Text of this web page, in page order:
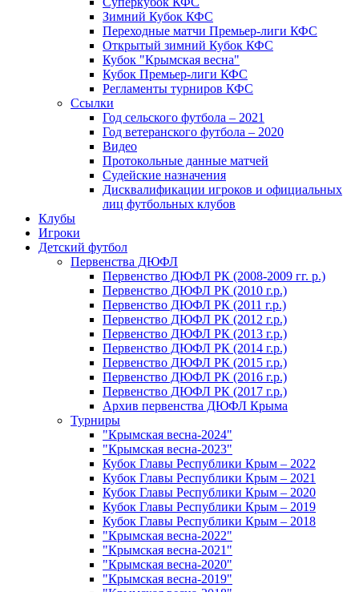
Зимний Кубок КФС
Переходные матчи Премьер-лиги КФС
Открытый зимний Кубок КФС
Кубок "Крымская весна"
Кубок Премьер-лиги КФС
Регламенты турниров КФС
Ссылки
Год сельского футбола – 2021
Год ветеранского футбола – 2020
Видео
Протокольные данные матчей
Судейские назначения
Дисквалификации игроков и официальных
лиц футбольных клубов
Клубы
Игроки
Детский футбол
Первенства ДЮФЛ
Первенство ДЮФЛ РК (2008-2009 гг. р.)
Первенство ДЮФЛ РК (2010 г.р.)
Первенство ДЮФЛ РК (2011 г.р.)
Первенство ДЮФЛ РК (2012 г.р.)
Первенство ДЮФЛ РК (2013 г.р.)
Первенство ДЮФЛ РК (2014 г.р.)
Первенство ДЮФЛ РК (2015 г.р.)
Первенство ДЮФЛ РК (2016 г.р.)
Первенство ДЮФЛ РК (2017 г.р.)
Архив первенства ДЮФЛ Крыма
Турниры
"Крымская весна-2024"
"Крымская весна-2023"
Кубок Главы Республики Крым – 2022
Кубок Главы Республики Крым – 2021
Кубок Главы Республики Крым – 2020
Кубок Главы Республики Крым – 2019
Кубок Главы Республики Крым – 2018
"Крымская весна-2022"
"Крымская весна-2021"
"Крымская весна-2020"
"Крымская весна-2019"